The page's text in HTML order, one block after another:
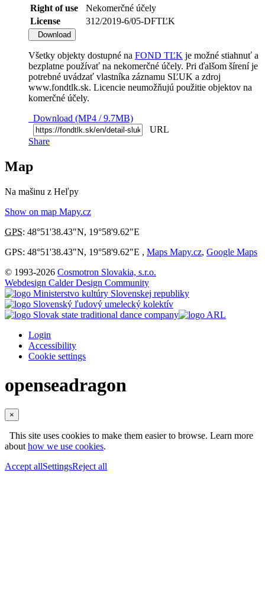
Right of use
Nekomerčné účely
License
312/2019-6/05-DFTĽK
Download
Všetky objekty dostupné na FOND TĽK je možné stiahnuť a
bezplatne používať na nekomerčné účely. Pri ďalšom šírení je
potrebné uvádzať vlastníka záznamu SĽUK a zdroj
www.fondtlk.sk. Licencie neumožňujú použitie objektov na
komerčné účely.
Download (MP4 / 9.7MB)
URL
Share
Map
Na mašinu z Heľpy
Show on map Mapy.cz
GPS: 48°51'38.43"N, 19°58'9.62"E
GPS: 48°51'38.43"N, 19°58'9.62"E , Maps Mapy.cz, Google Maps
© 1993-2026 Cosmotron Slovakia, s.r.o.
Webdesign Calder Design Community
Login
Accessibility
Cookie settings
openseadragon
×
This site uses cookies to make them easier to browse. Learn more
abouthow we use cookies.
Accept allSettingsReject all